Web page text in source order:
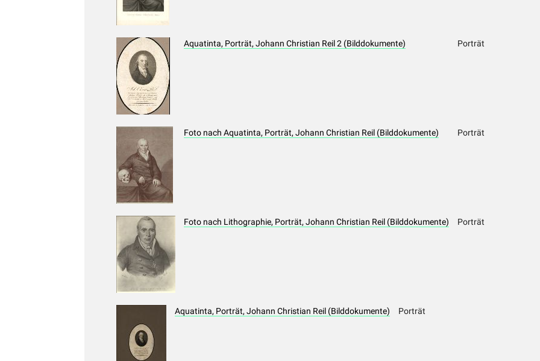
Aquatinta, Porträt, Johann Christian Reil 2 (Bilddokumente) Porträt
Foto nach Aquatinta, Porträt, Johann Christian Reil (Bilddokumente) Porträt
Foto nach Lithographie, Porträt, Johann Christian Reil (Bilddokumente) Porträt
Aquatinta, Porträt, Johann Christian Reil (Bilddokumente) Porträt